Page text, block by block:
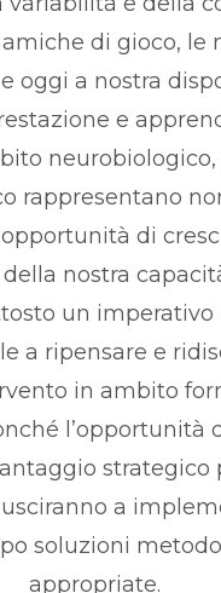
di gioco, le
oggi a nostra
e
neurobiologico,
rappresentano
di
nostra
un imperativo
a ripensare e
in ambito
l’opportunità
strategico
a
soluzioni
appropriate.